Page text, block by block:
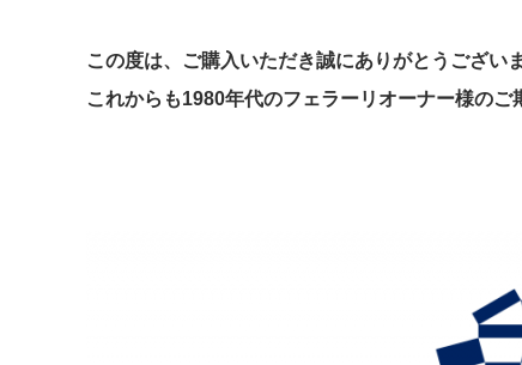
この度は、ご購入いただき誠にありがとうございま
これからも1980年代のフェラーリオーナー様のご